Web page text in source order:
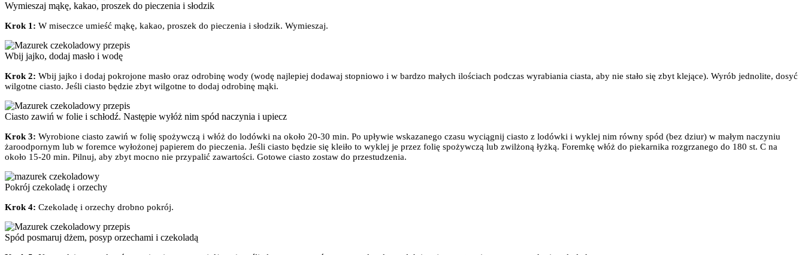
Wymieszaj mąkę, kakao, proszek do pieczenia i słodzik
Krok 1: W miseczce umieść mąkę, kakao, proszek do pieczenia i słodzik. Wymieszaj.
Wbij jajko, dodaj masło i wodę
Krok 2: Wbij jajko i dodaj pokrojone masło oraz odrobinę wody (wodę najlepiej dodawaj stopniowo i w bardzo małych ilościach podczas wyrabiania ciasta, aby nie stało się zbyt klejące). Wyrób jednolite, dosyć
wilgotne ciasto. Jeśli ciasto będzie zbyt wilgotne to dodaj odrobinę mąki.
Ciasto zawiń w folie i schłodź. Następie wyłóż nim spód naczynia i upiecz
Krok 3: Wyrobione ciasto zawiń w folię spożywczą i włóż do lodówki na około 20-30 min. Po upływie wskazanego czasu wyciągnij ciasto z lodówki i wyklej nim równy spód (bez dziur) w małym naczyniu
żaroodpornym lub w foremce wyłożonej papierem do pieczenia. Jeśli ciasto będzie się kleiło to wyklej je przez folię spożywczą lub zwilżoną łyżką. Foremkę włóż do piekarnika rozgrzanego do 180 st. C na
około 15-20 min. Pilnuj, aby zbyt mocno nie przypalić zawartości. Gotowe ciasto zostaw do przestudzenia.
Pokrój czekoladę i orzechy
Krok 4: Czekoladę i orzechy drobno pokrój.
Spód posmaruj dżem, posyp orzechami i czekoladą